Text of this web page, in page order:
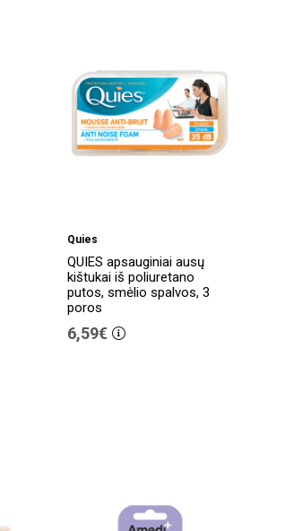
Quies
QUIES apsauginiai ausų
kištukai iš poliuretano
putos, smėlio spalvos, 3
poros
6,59€